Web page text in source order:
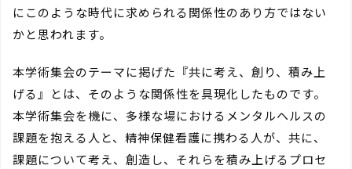
にこのような時代に求められる関係性のあり方ではない
かと思われます。
本学術集会のテーマに掲げた『共に考え、創り、積み上
げる』とは、そのような関係性を具現化したものです。
本学術集会を機に、多様な場におけるメンタルヘルスの
課題を抱える人と、精神保健看護に携わる人が、共に、
課題について考え、創造し、それらを積み上げるプロセ